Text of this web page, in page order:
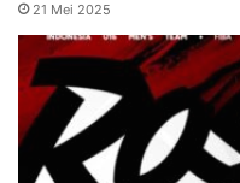
21 Mei 2025